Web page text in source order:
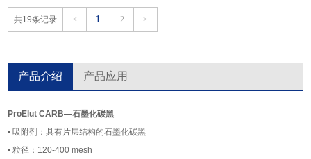
共19条记录 < 1 2 >
产品介绍 产品应用
ProElut CARB—石墨化碳黑
• 吸附剂：具有片层结构的石墨化碳黑
• 粒径：120-400 mesh